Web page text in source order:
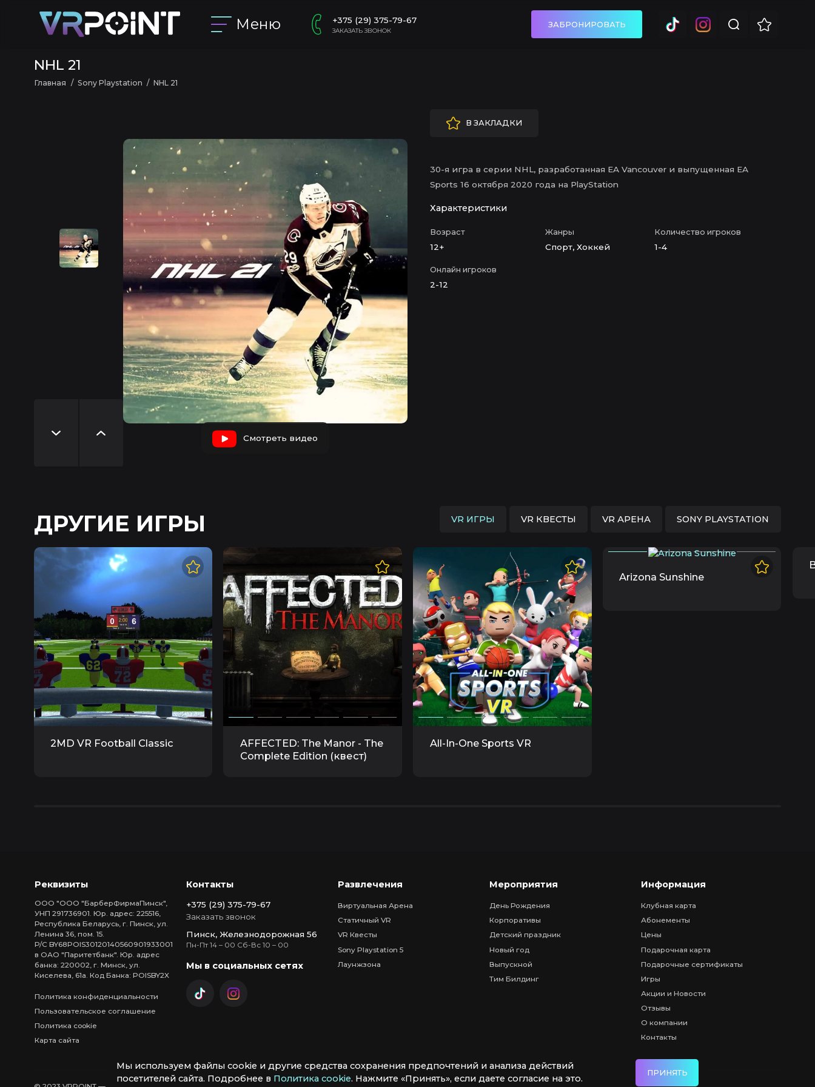
Меню +375 (29) 375-79-67
ЗАКАЗАТЬ ЗВОНОК
ЗАБРОНИРОВАТЬ
NHL 21
Главная Sony Playstation NHL 21
Смотреть видео
В ЗАКЛАДКИ
Характеристики
Возраст
12+
Жанры
Спорт, Хоккей
Количество игроков
1-4
Онлайн игроков
2-12
30-я игра в серии NHL, разработанная EA Vancouver и выпущенная EA
Sports 16 октября 2020 года на PlayStation
ДРУГИЕ ИГРЫ VR ИГРЫ VR КВЕСТЫ VR АРЕНА SONY PLAYSTATION
2MD VR Football Classic
AFFECTED: The Manor - The
Complete Edition (квест)
All-In-One Sports VR
Arizona Sunshine
Мы используем файлы cookie и другие средства сохранения предпочтений и анализа действий
посетителей сайта. Подробнее в Политика cookie. Нажмите «Принять», если даете согласие на это.
ПРИНЯТЬ
Реквизиты
ООО "ООО "БарберФирмаПинск",
УНП 291736901. Юр. адрес: 225516,
Республика Беларусь, г. Пинск, ул.
Ленина 36, пом. 15.
Р/С BY68POIS30120140560901933001
в ОАО "Паритетбанк". Юр. адрес
банка: 220002, г. Минск, ул.
Киселева, 61а. Код Банка: POISBY2X
Политика конфиденциальности
Пользовательское соглашение
Политика cookie
Карта сайта
Контакты
+375 (29) 375-79-67
Заказать звонок
Пинск, Железнодорожная 56
Пн-Пт 14 – 00 Сб-Вс 10 – 00
Мы в социальных сетях
Развлечения
Виртуальная Арена
Статичный VR
VR Квесты
Sony Playstation 5
Лаунжзона
Мероприятия
День Рождения
Корпоративы
Детский праздник
Новый год
Выпускной
Тим Билдинг
Информация
Клубная карта
Абонементы
Цены
Подарочная карта
Подарочные сертификаты
Игры
Акции и Новости
Отзывы
О компании
Контакты